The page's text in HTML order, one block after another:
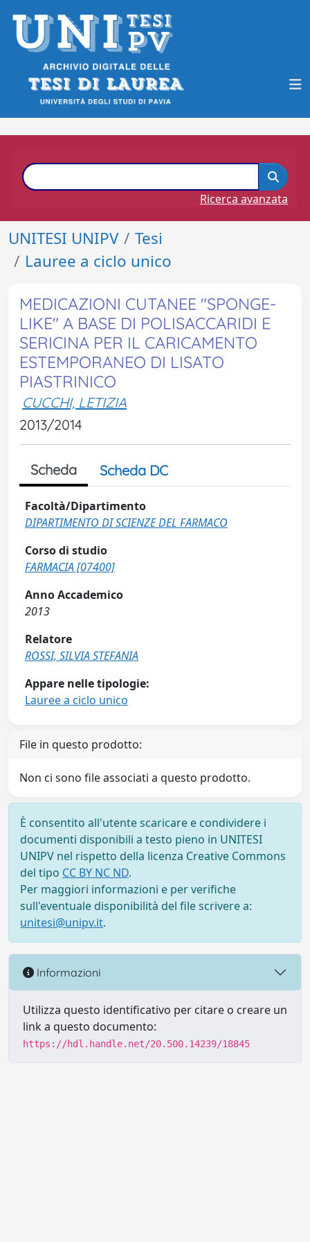
Ricerca avanzata
UNITESI UNIPV
Tesi
Lauree a ciclo unico
MEDICAZIONI CUTANEE "SPONGE-
LIKE" A BASE DI POLISACCARIDI E
SERICINA PER IL CARICAMENTO
ESTEMPORANEO DI LISATO
PIASTRINICO
CUCCHI, LETIZIA
2013/2014
Scheda Scheda DC
Facoltà/Dipartimento
DIPARTIMENTO DI SCIENZE DEL FARMACO
Corso di studio
FARMACIA [07400]
Anno Accademico
2013
Relatore
ROSSI, SILVIA STEFANIA
Appare nelle tipologie:
Lauree a ciclo unico
File in questo prodotto:
Non ci sono file associati a questo prodotto.
È consentito all'utente scaricare e condividere i
documenti disponibili a testo pieno in UNITESI
UNIPV nel rispetto della licenza Creative Commons
del tipo CC BY NC ND.
Per maggiori informazioni e per verifiche
sull'eventuale disponibilità del file scrivere a:
unitesi@unipv.it.
Informazioni
Utilizza questo identificativo per citare o creare un
link a questo documento:
https://hdl.handle.net/20.500.14239/18845